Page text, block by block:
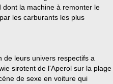
dont la machine à remonter le
les carburants les plus
de leurs univers respectifs a
sirotent de l'Aperol sur la plage
de sexe en voiture qui